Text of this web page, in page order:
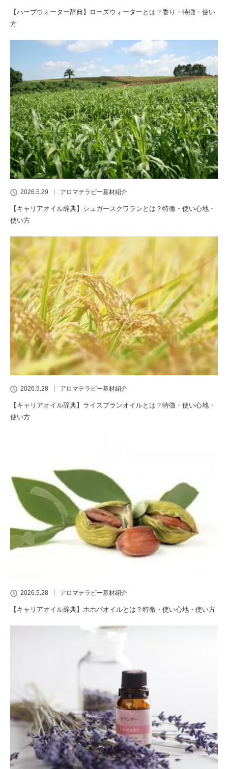
【ハーブウォーター辞典】ローズウォーターとは？香り・特徴・使い
方
2026.5.29 アロマテラピー基材紹介
【キャリアオイル辞典】シュガースクワランとは？特徴・使い心地・
使い方
2026.5.28 アロマテラピー基材紹介
【キャリアオイル辞典】ライスブランオイルとは？特徴・使い心地・
使い方
2026.5.28 アロマテラピー基材紹介
【キャリアオイル辞典】ホホバオイルとは？特徴・使い心地・使い方